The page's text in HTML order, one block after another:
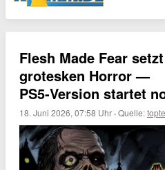
Flesh Made Fear
grotesken Horror —
PS5‑Version startet
18. Juni 2026, 07:58 Uhr ·Quelle: